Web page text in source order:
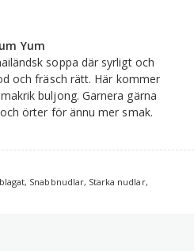
Yum
soppa där syrligt och
och fräsch rätt. Här kommer
buljong. Garnera gärna
örter för ännu mer smak.
, Snabbnudlar, Starka nudlar,